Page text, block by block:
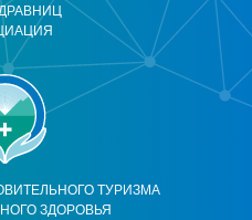
ТУРИЗМА
ЗДОРОВЬЯ